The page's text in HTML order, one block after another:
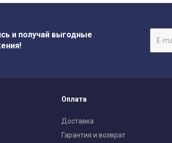
и получай выгодные
Оплата
Доставка
Гарантия и возврат